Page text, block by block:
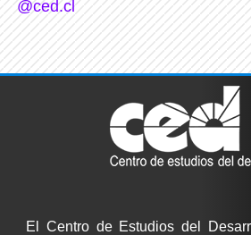
@ced.cl
El Centro de Estudios del